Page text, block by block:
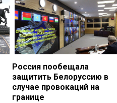
Россия пообещала
защитить Белоруссию в
случае провокаций на
границе